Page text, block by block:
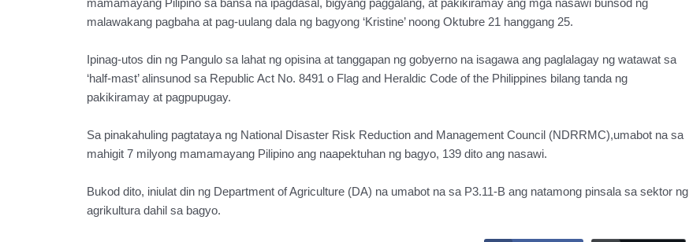
malawakang pagbaha at pag-uulang dala ng bagyong ‘Kristine’ noong Oktubre 21 hanggang 25.
Ipinag-utos din ng Pangulo sa lahat ng opisina at tanggapan ng gobyerno na isagawa ang paglalagay ng watawat sa
‘half-mast’ alinsunod sa Republic Act No. 8491 o Flag and Heraldic Code of the Philippines bilang tanda ng
pakikiramay at pagpupugay.
Sa pinakahuling pagtataya ng National Disaster Risk Reduction and Management Council (NDRRMC),umabot na sa
mahigit 7 milyong mamamayang Pilipino ang naapektuhan ng bagyo, 139 dito ang nasawi.
Bukod dito, iniulat din ng Department of Agriculture (DA) na umabot na sa P3.11-B ang natamong pinsala sa sektor ng
agrikultura dahil sa bagyo.